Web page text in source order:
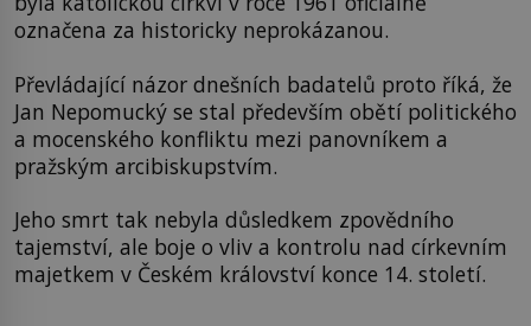
označena za historicky neprokázanou.
Převládající názor dnešních badatelů proto říká, že
Jan Nepomucký se stal především obětí politického
a mocenského konfliktu mezi panovníkem a
pražským arcibiskupstvím.
Jeho smrt tak nebyla důsledkem zpovědního
tajemství, ale boje o vliv a kontrolu nad církevním
majetkem v Českém království konce 14. století.